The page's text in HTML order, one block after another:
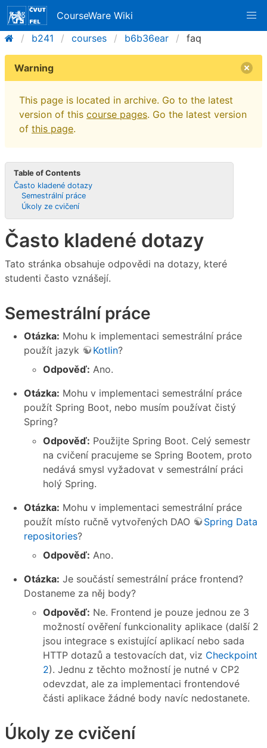
CourseWare Wiki
b241
courses b6b36ear faq
Warning
This page is located in archive. Go to the latest
version of this course pages. Go the latest version
of this page.
Table of Contents
Často kladené dotazy
Semestrální práce
Úkoly ze cvičení
Často kladené dotazy
Tato stránka obsahuje odpovědi na dotazy, které
studenti často vznášejí.
Semestrální práce
Otázka: Mohu k implementaci semestrální práce
použít jazyk
Kotlin?
Odpověď: Ano.
Otázka: Mohu v implementaci semestrální práce
použít Spring Boot, nebo musím používat čistý
Spring?
Odpověď: Použijte Spring Boot. Celý semestr
na cvičení pracujeme se Spring Bootem, proto
nedává smysl vyžadovat v semestrální práci
holý Spring.
Otázka: Mohu v implementaci semestrální práce
použít místo ručně vytvořených DAO
Spring Data
repositories?
Odpověď: Ano.
Otázka: Je součástí semestrální práce frontend?
Dostaneme za něj body?
Odpověď: Ne. Frontend je pouze jednou ze 3
možností ověření funkcionality aplikace (další 2
jsou integrace s existující aplikací nebo sada
HTTP dotazů a testovacích dat, viz Checkpoint
2). Jednu z těchto možností je nutné v CP2
odevzdat, ale za implementaci frontendové
části aplikace žádné body navíc nedostanete.
Úkoly ze cvičení